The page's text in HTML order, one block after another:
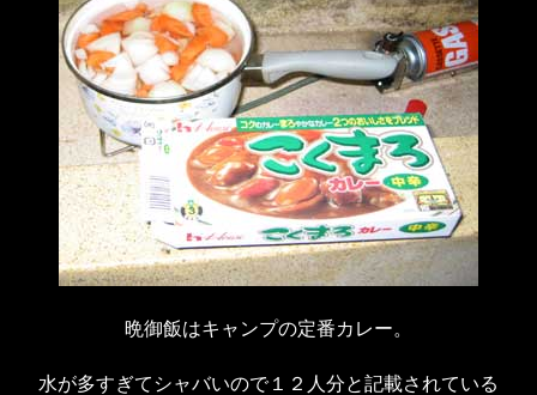
晩御飯はキャンプの定番カレー。
水が多すぎてシャバいので１２人分と記載されている